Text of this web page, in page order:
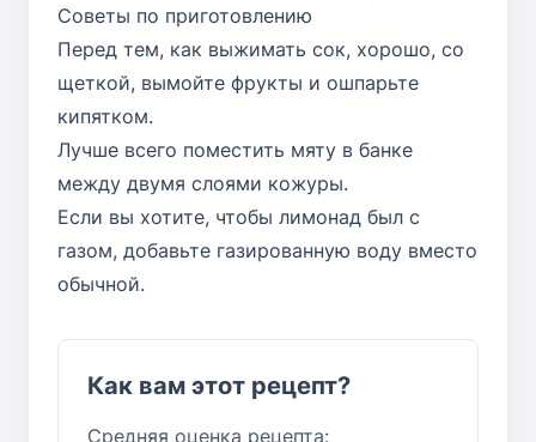
Советы по приготовлению
Перед тем, как выжимать сок, хорошо, со
щеткой, вымойте фрукты и ошпарьте
кипятком.
Лучше всего поместить мяту в банке
между двумя слоями кожуры.
Если вы хотите, чтобы лимонад был с
газом, добавьте газированную воду вместо
обычной.
Как вам этот рецепт?
Средняя оценка рецепта: